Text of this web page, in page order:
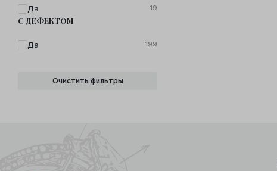
Да 19
С ДЕФЕКТОМ
Да 199
Очистить фильтры